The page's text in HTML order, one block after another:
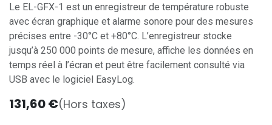
Le EL-GFX-1 est un enregistreur de température robuste
avec écran graphique et alarme sonore pour des mesures
précises entre -30°C et +80°C. L’enregistreur stocke
jusqu’à 250 000 points de mesure, affiche les données en
temps réel à l’écran et peut être facilement consulté via
USB avec le logiciel EasyLog.
131,60€(Hors taxes)